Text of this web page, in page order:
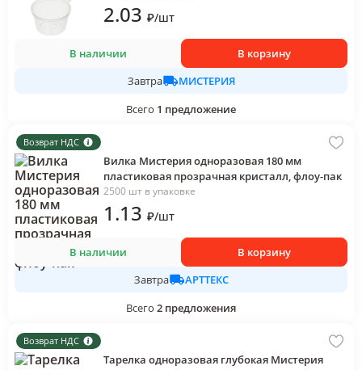
2.03 ₽/шт
В наличии
В корзину
Завтра
МИСТЕРИЯ
Всего 1 предложение
Возврат НДС
Вилка Мистерия одноразовая 180 мм
пластиковая прозрачная кристалл, флоу-пак
2500 шт в упаковке
1.13 ₽/шт
В наличии
В корзину
Завтра
АРТТЕКС
Всего 2 предложения
Возврат НДС
Тарелка одноразовая глубокая Мистерия